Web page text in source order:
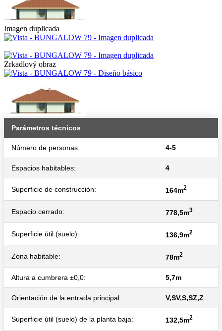
Imagen duplicada
Zrkadlový obraz
Parámetros técnicos
Número de personas: 4-5
Espacios habitables: 4
Superficie de construcción: 164m2
Espacio cerrado: 778,5m3
Superficie útil (suelo): 136,9m2
Zona habitable: 78m2
Altura a cumbrera ±0,0: 5,7m
Orientación de la entrada principal: V,SV,S,SZ,Z
Superficie útil (suelo) de la planta baja: 132,5m2